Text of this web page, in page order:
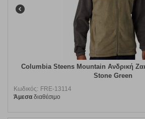
Columbia Steens Mountain Ανδρική
Stone Green
Κωδικός: FRE-13114
Άμεσα διαθέσιμο